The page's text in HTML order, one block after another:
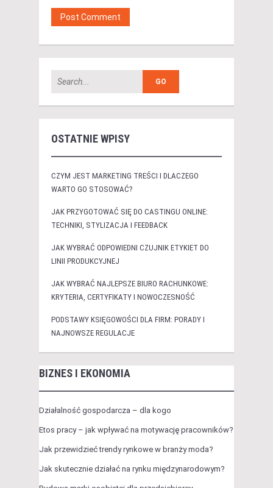
OSTATNIE WPISY
CZYM JEST MARKETING TREŚCI I DLACZEGO
WARTO GO STOSOWAĆ?
JAK PRZYGOTOWAĆ SIĘ DO CASTINGU ONLINE:
TECHNIKI, STYLIZACJA I FEEDBACK
JAK WYBRAĆ ODPOWIEDNI CZUJNIK ETYKIET DO
LINII PRODUKCYJNEJ
JAK WYBRAĆ NAJLEPSZE BIURO RACHUNKOWE:
KRYTERIA, CERTYFIKATY I NOWOCZESNOŚĆ
PODSTAWY KSIĘGOWOŚCI DLA FIRM: PORADY I
NAJNOWSZE REGULACJE
BIZNES I EKONOMIA
Działalność gospodarcza – dla kogo
Etos pracy – jak wpływać na motywację pracowników?
Jak przewidzieć trendy rynkowe w branży moda?
Jak skutecznie działać na rynku międzynarodowym?